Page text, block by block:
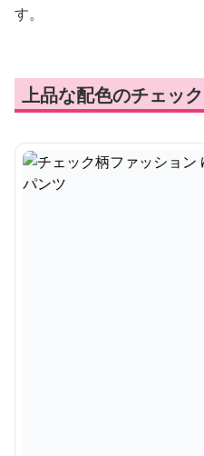
す。
上品な配色のチェッ